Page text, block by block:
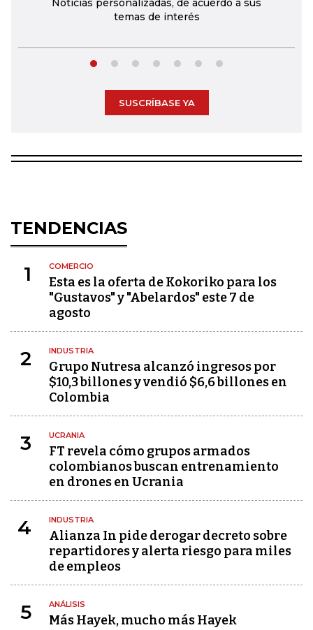
Noticias personalizadas, de acuerdo a sus
temas de interés
SUSCRÍBASE YA
TENDENCIAS
1 COMERCIO
Esta es la oferta de Kokoriko para los
"Gustavos" y "Abelardos" este 7 de
agosto
2 INDUSTRIA
Grupo Nutresa alcanzó ingresos por
$10,3 billones y vendió $6,6 billones en
Colombia
3 UCRANIA
FT revela cómo grupos armados
colombianos buscan entrenamiento
en drones en Ucrania
4 INDUSTRIA
Alianza In pide derogar decreto sobre
repartidores y alerta riesgo para miles
de empleos
5 ANÁLISIS
Más Hayek, mucho más Hayek